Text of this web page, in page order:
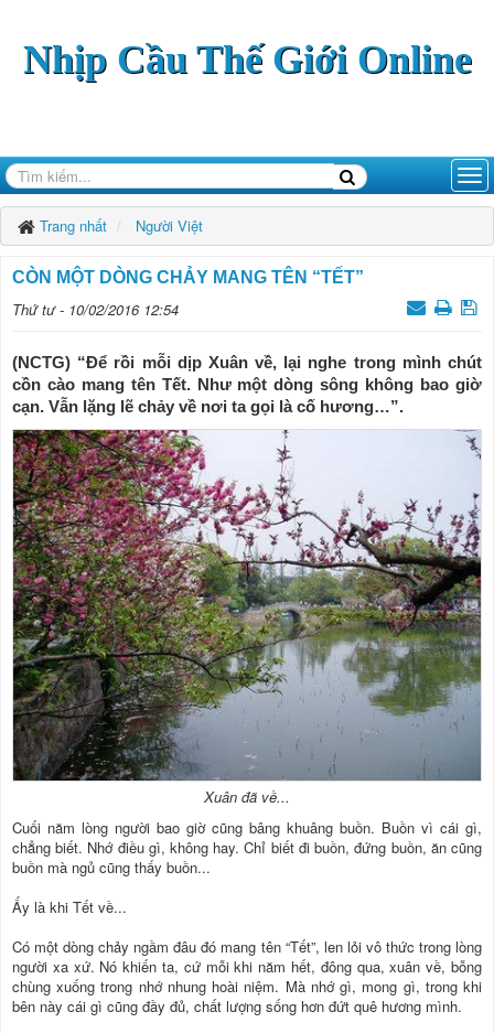
Nhịp Cầu Thế Giới Online
Trang nhất Người Việt
CÒN MỘT DÒNG CHẢY MANG TÊN “TẾT”
Thứ tư - 10/02/2016 12:54
(NCTG) “Để rồi mỗi dịp Xuân về, lại nghe trong mình chút
cồn cào mang tên Tết. Như một dòng sông không bao giờ
cạn. Vẫn lặng lẽ chảy về nơi ta gọi là cố hương…”.
Xuân đã về...
Cuối năm lòng người bao giờ cũng bâng khuâng buồn. Buồn vì cái gì,
chẳng biết. Nhớ điều gì, không hay. Chỉ biết đi buồn, đứng buồn, ăn cũng
buồn mà ngủ cũng thấy buồn...
Ấy là khi Tết về...
Có một dòng chảy ngầm đâu đó mang tên “Tết”, len lỏi vô thức trong lòng
người xa xứ. Nó khiến ta, cứ mỗi khi năm hết, đông qua, xuân về, bỗng
chùng xuống trong nhớ nhung hoài niệm. Mà nhớ gì, mong gì, trong khi
bên này cái gì cũng đầy đủ, chất lượng sống hơn đứt quê hương mình.